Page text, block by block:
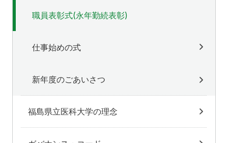
職員表彰式(永年勤続表彰)
仕事始めの式
新年度のごあいさつ
福島県立医科大学の理念